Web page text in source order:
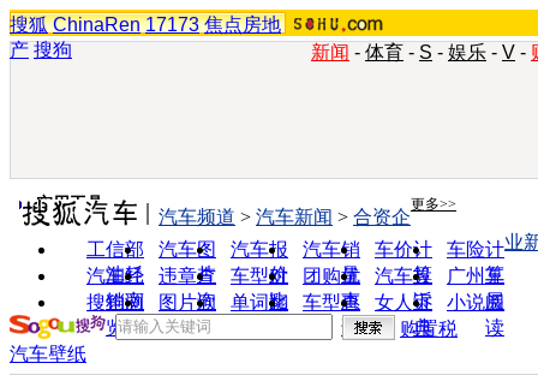
搜狐 ChinaRen 17173 焦点房地
产 搜狗 新闻 - 体育 - S - 娱乐 - V -
实用工具 更多>>
工信部
油耗
汽车图
片
汽车报
价
汽车销
量
车价计
算
车险计
算
汽车经
销商
违章查
询
车型对
比
团购优
惠
汽车投
诉
广州车
展
搜狗浏
览器
图片欣
赏
单词翻
车型查
询
女人宝
典
小说阅
读
汽车频道 > 汽车新闻 > 合资企
业
购置税
汽车壁纸